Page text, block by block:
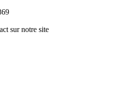
sur notre site